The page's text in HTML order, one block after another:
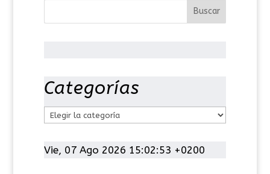
Categorías
t
Vie, 07 Ago 2026 15:02:53 +0200